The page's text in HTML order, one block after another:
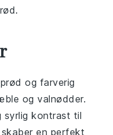
.
og farverig
ogvalnødder.
syrlig kontrast til
en perfekt